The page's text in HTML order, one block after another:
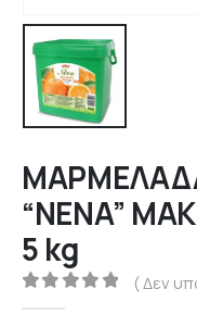
“NENA”
5 kg
0out of 5
( Δεν